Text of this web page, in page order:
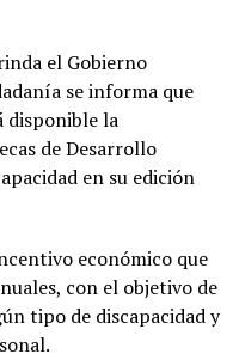
el Gobierno
se informa que
disponible la
de Desarrollo
en su edición
económico que
con el objetivo de
tipo de discapacidad y